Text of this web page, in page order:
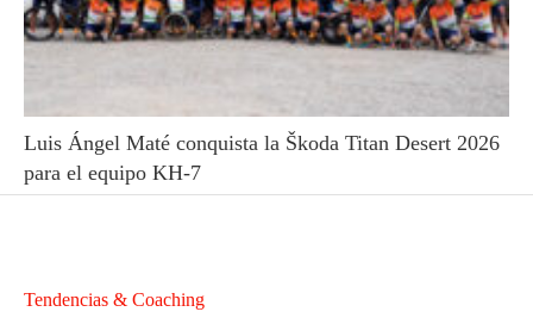
Luis Ángel Maté conquista la Škoda Titan Desert 2026
para el equipo KH-7